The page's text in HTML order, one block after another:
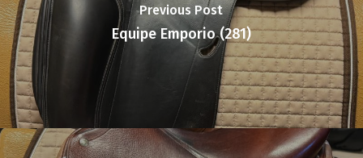
Previous Post
Equipe Emporio (281)